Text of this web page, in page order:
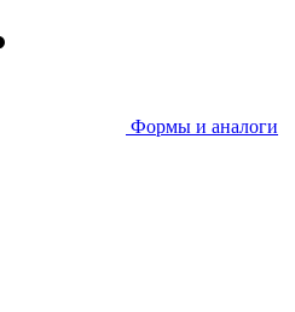
Формы и аналоги